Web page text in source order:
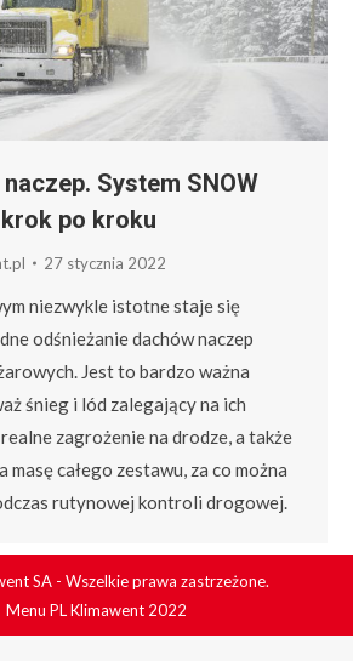
System SNOW
krok po kroku
27 stycznia 2022
niezwykle istotne staje się
odśnieżanie dachów naczep
Jest to bardzo ważna
śnieg i lód zalegający na ich
zagrożenie na drodze, a także
masę całego zestawu, za co można
rutynowej kontroli drogowej.
SA - Wszelkie prawa zastrzeżone.
Menu PL Klimawent 2022